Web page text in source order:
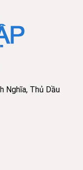
Nghĩa, Thủ Dầu